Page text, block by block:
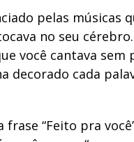
pelas músicas
no seu
você cantava sem
decorado cada
“Feito pra